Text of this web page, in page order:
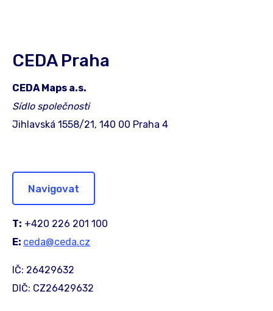
CEDA Praha
CEDA Maps a.s.
Sídlo společnosti
Jihlavská 1558/21, 140 00 Praha 4
Navigovat
T: +420 226 201 100
E: ceda@ceda.cz
IČ: 26429632
DIČ: CZ26429632